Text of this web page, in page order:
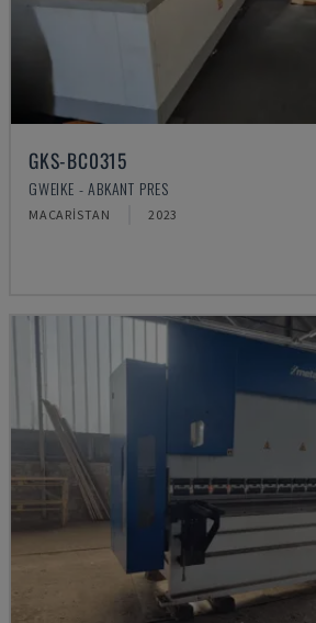
GKS-BC0315
GWEIKE - ABKANT PRES
MACARISTAN 2023